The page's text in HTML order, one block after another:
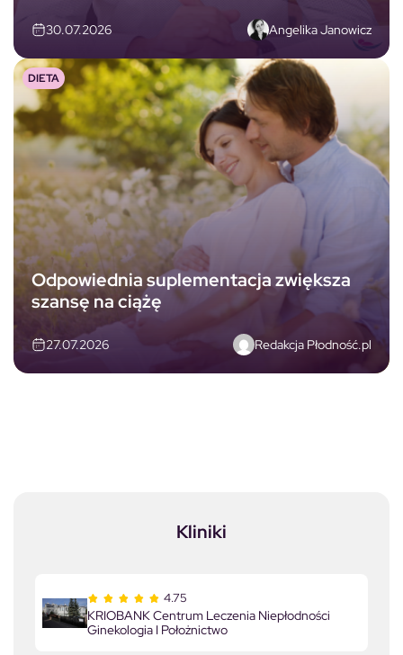
30.07.2026 Angelika Janowicz
Odpowiednia suplementacja zwiększa
szansę na ciążę
27.07.2026 Redakcja Płodność.pl
DIETA
Kliniki
4.75
KRIOBANK Centrum Leczenia Niepłodności
Ginekologia I Położnictwo